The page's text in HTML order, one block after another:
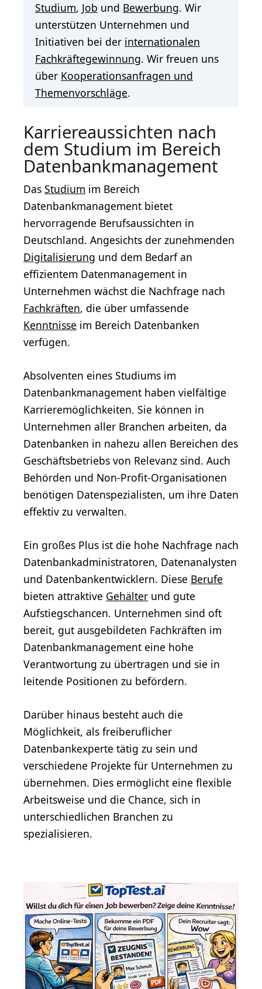
Studium, Job und Bewerbung. Wir
unterstützen Unternehmen und
Initiativen bei der internationalen
Fachkräftegewinnung. Wir freuen uns
über Kooperationsanfragen und
Themenvorschläge.
Karriereaussichten nach
dem Studium im Bereich
Datenbankmanagement
Das Studium im Bereich
Datenbankmanagement bietet
hervorragende Berufsaussichten in
Deutschland. Angesichts der zunehmenden
Digitalisierung und dem Bedarf an
effizientem Datenmanagement in
Unternehmen wächst die Nachfrage nach
Fachkräften, die über umfassende
Kenntnisse im Bereich Datenbanken
verfügen.
Absolventen eines Studiums im
Datenbankmanagement haben vielfältige
Karrieremöglichkeiten. Sie können in
Unternehmen aller Branchen arbeiten, da
Datenbanken in nahezu allen Bereichen des
Geschäftsbetriebs von Relevanz sind. Auch
Behörden und Non-Profit-Organisationen
benötigen Datenspezialisten, um ihre Daten
effektiv zu verwalten.
Ein großes Plus ist die hohe Nachfrage nach
Datenbankadministratoren, Datenanalysten
und Datenbankentwicklern. Diese Berufe
bieten attraktive Gehälter und gute
Aufstiegschancen. Unternehmen sind oft
bereit, gut ausgebildeten Fachkräften im
Datenbankmanagement eine hohe
Verantwortung zu übertragen und sie in
leitende Positionen zu befördern.
Darüber hinaus besteht auch die
Möglichkeit, als freiberuflicher
Datenbankexperte tätig zu sein und
verschiedene Projekte für Unternehmen zu
übernehmen. Dies ermöglicht eine flexible
Arbeitsweise und die Chance, sich in
unterschiedlichen Branchen zu
spezialisieren.